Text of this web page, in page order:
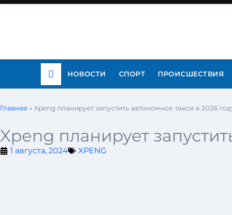
НОВОСТИ СПОРТ ПРОИСШЕСТВИЯ
Главная » Xpeng планирует запустить автономное такси в 2026
Xpeng планирует
1 августа, 2024 XPENG